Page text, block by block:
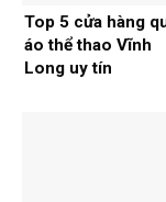
Top 5 cửa hàng
áo thể thao Vĩnh
Long uy tín